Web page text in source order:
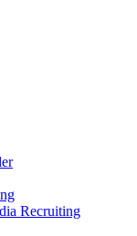
Recruiting